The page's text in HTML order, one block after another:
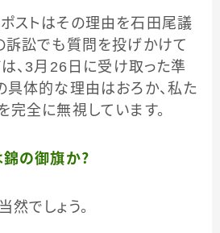
ストはその理由を石田尾議
訴訟でも質問を投げかけて
は、3月26日に受け取った準
具体的な理由はおろか、私た
完全に無視しています。
錦の御旗か？
でしょう。